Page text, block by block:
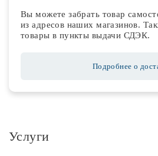
Вы можете забрать товар
из адресов наших магазинов.
товары в пункты выдачи СДЭК.
Подробнее о
Услуги